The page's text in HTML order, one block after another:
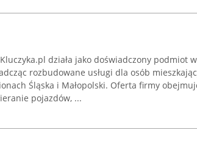
działa jako doświadczony podmiot
rozbudowane usługi dla osób
Śląska i Małopolski. Oferta firmy
pojazdów, ...